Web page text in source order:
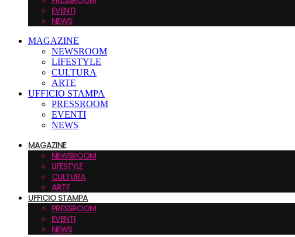
EVENTI
NEWS
MAGAZINE
NEWSROOM
LIFESTYLE
CULTURA
ARTE
UFFICIO STAMPA
PRESSROOM
EVENTI
NEWS
MAGAZINE
NEWSROOM
LIFESTYLE
CULTURA
ARTE
UFFICIO STAMPA
PRESSROOM
EVENTI
NEWS